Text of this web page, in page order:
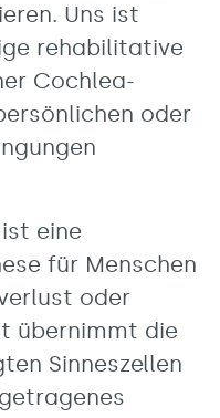
Uns ist
rehabilitative
Cochlea-
oder
eine
für Menschen
oder
übernimmt die
Sinneszellen